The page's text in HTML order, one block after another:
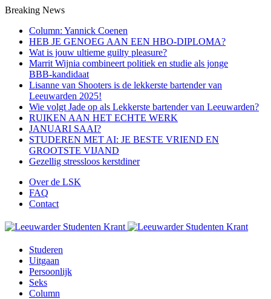
Breaking News
Column: Yannick Coenen
HEB JE GENOEG AAN EEN HBO-DIPLOMA?
Wat is jouw ultieme guilty pleasure?
Marrit Wijnia combineert politiek en studie als jonge
BBB‑kandidaat
Lisanne van Shooters is de lekkerste bartender van
Leeuwarden 2025!
Wie volgt Jade op als Lekkerste bartender van Leeuwarden?
RUIKEN AAN HET ECHTE WERK
JANUARI SAAI?
STUDEREN MET AI: JE BESTE VRIEND EN
GROOTSTE VIJAND
Gezellig stressloos kerstdiner
Over de LSK
FAQ
Contact
Menu
Studeren
Uitgaan
Persoonlijk
Seks
Column